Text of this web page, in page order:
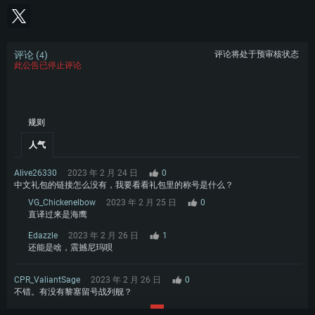
评论 (4)
评论将处于预审核状态
此公告已停止评论
规则
人气
Alive26330 2023 年 2 月 24 日
0
中文礼包的链接怎么没有，我要看看礼包里的称号是什么？
VG_Chickenelbow
2023 年 2 月 25 日
0
直译过来是海鹰
Edazzle 2023 年 2 月 26 日
1
还能是啥，震撼尼玛呗
CPR_ValiantSage 2023 年 2 月 26 日
0
不错。有没有黎塞留号战列舰？